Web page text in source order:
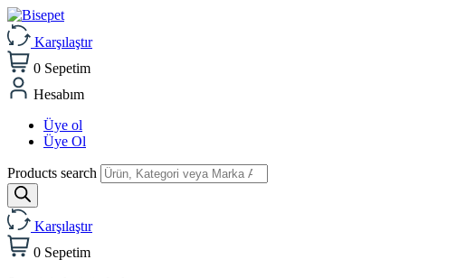
Karşılaştır
0 Sepetim
Hesabım
Üye ol
Üye Ol
Products search
Karşılaştır
0 Sepetim